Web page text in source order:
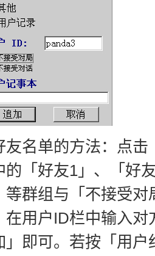
友名单的方法：点
的「好友1」、「好
等群组与「不接受
在用户ID栏中输入
」即可。若按「用